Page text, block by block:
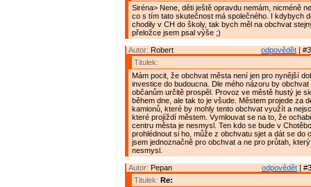
Siréna> Nene, děti ještě opravdu nemám, nicméně
co s tím tato skutečnost má společného. I kdybych
chodily v CH do školy, tak bych měl na obchvat
přeložce jsem psal výše ;)
odpovědět |
Autor: Robert
Titulek:
Mám pocit, že obchvat města není jen pro nynější
investice do budoucna. Dle mého názoru by
občanům určitě prospěl. Provoz ve městě hustý je
během dne, ale tak to je všude. Městem projede za
kamionů, které by mohly tento obchvat využít a
které projíždí městem. Vymlouvat se na to, že
centru města je nesmysl. Ten kdo se bude v
prohlédnout si ho, může z obchvatu sjet a dát se do
jsem jednoznačně pro obchvat a ne pro průtah,
nesmysl.
odpovědět |
Autor: Pepan
Titulek: Re: